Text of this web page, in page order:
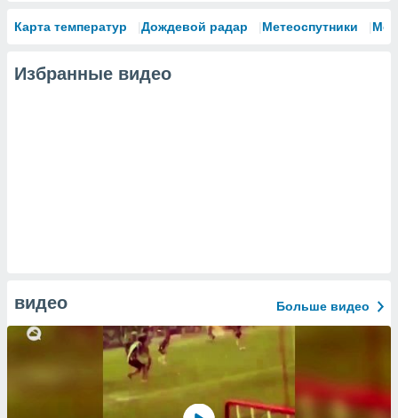
Карта температур Дождевой радар Метеоспутники
Избранные видео
видео Больше видео